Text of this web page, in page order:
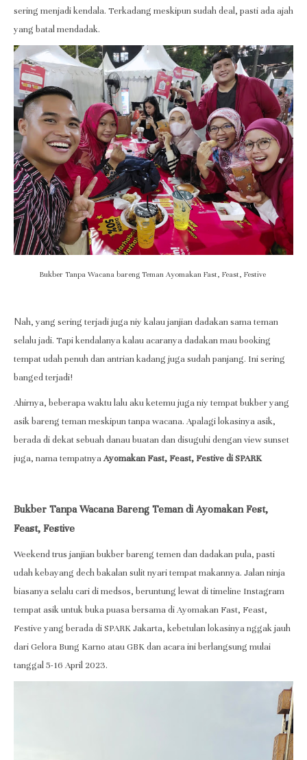
sering menjadi kendala. Terkadang meskipun sudah deal, pasti ada ajah
yang batal mendadak.
Bukber Tanpa Wacana bareng Teman Ayomakan Fast, Feast, Festive
Nah, yang sering terjadi juga niy kalau janjian dadakan sama teman
selalu jadi. Tapi kendalanya kalau acaranya dadakan mau booking
tempat udah penuh dan antrian kadang juga sudah panjang. Ini sering
banged terjadi!
Ahirnya, beberapa waktu lalu aku ketemu juga niy tempat bukber yang
asik bareng teman meskipun tanpa wacana. Apalagi lokasinya asik,
berada di dekat sebuah danau buatan dan disuguhi dengan view sunset
juga, nama tempatnyaAyomakan Fast, Feast, Festive di SPARK
Bukber Tanpa Wacana Bareng Teman di Ayomakan Fest,
Feast, Festive
Weekend trus janjian bukber bareng temen dan dadakan pula, pasti
udah kebayang dech bakalan sulit nyari tempat makannya. Jalan ninja
biasanya selalu cari di medsos, beruntung lewat di timeline Instagram
tempat asik untuk buka puasa bersama di Ayomakan Fast, Feast,
Festive yang berada di SPARK Jakarta, kebetulan lokasinya nggak jauh
dari Gelora Bung Karno atau GBK dan acara ini berlangsung mulai
tanggal 5-16 April 2023.